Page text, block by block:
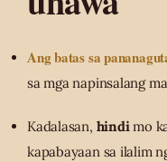
Ang batas sa
sa mga napinsalang
Kadalasan, hindimo
kapabayaan sa ilalim